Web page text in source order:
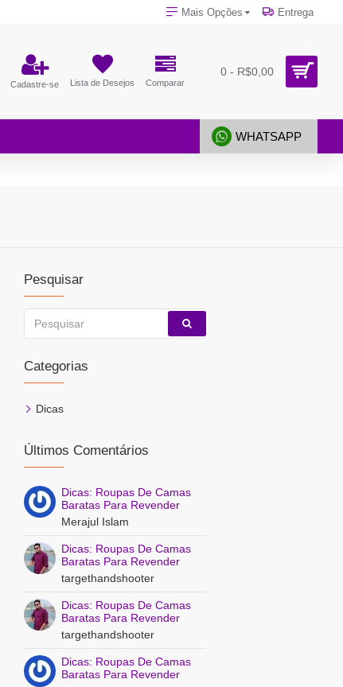
Mais Opções Entrega
Cadastre-se Lista de Desejos Comparar
0 - R$0,00
WHATSAPP
Pesquisar
Categorias
Dicas
Últimos Comentários
Dicas: Roupas De Camas
Baratas Para Revender
Merajul Islam
Dicas: Roupas De Camas
Baratas Para Revender
targethandshooter
Dicas: Roupas De Camas
Baratas Para Revender
targethandshooter
Dicas: Roupas De Camas
Baratas Para Revender